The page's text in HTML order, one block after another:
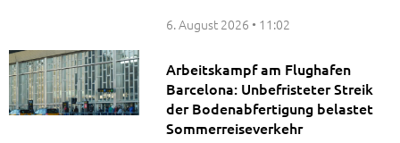
6. August 2026 11:02
Arbeitskampf am Flughafen
Barcelona: Unbefristeter Streik
der Bodenabfertigung belastet
Sommerreiseverkehr